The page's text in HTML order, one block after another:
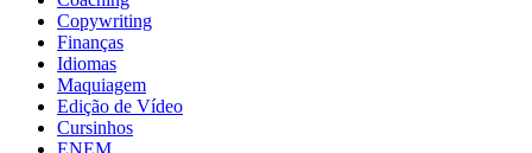
Copywriting
Finanças
Idiomas
Maquiagem
Edição de Vídeo
Cursinhos
ENEM